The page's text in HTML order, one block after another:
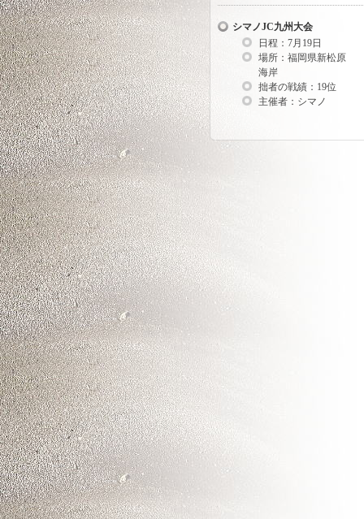
シマノJC九州大会
日程：7月19日
場所：福岡県新松原
海岸
拙者の戦績：19位
主催者：シマノ